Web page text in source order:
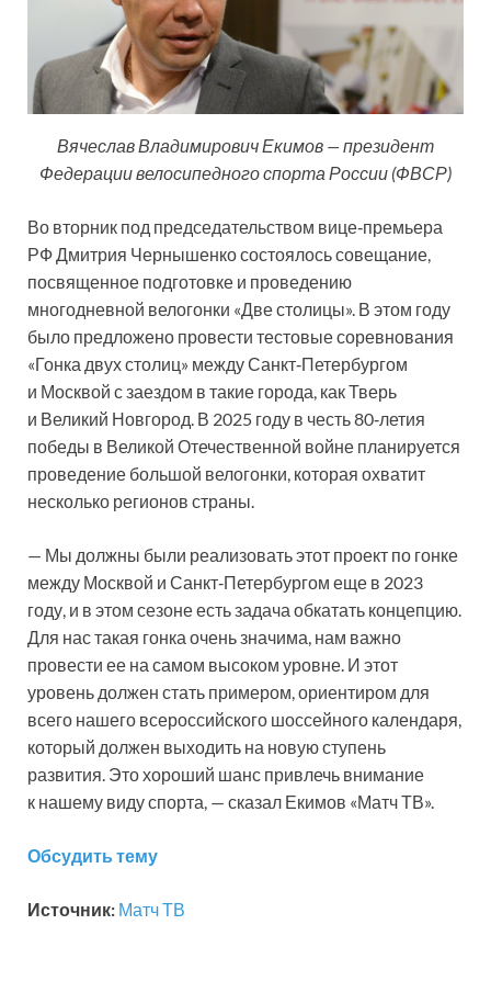
Вячеслав Владимирович Екимов — президент
Федерации велосипедного спорта России (ФВСР)
Во вторник под председательством вице‑премьера
РФ Дмитрия Чернышенко состоялось совещание,
посвященное подготовке и проведению
многодневной велогонки «Две столицы». В этом году
было предложено провести тестовые соревнования
«Гонка двух столиц» между Санкт‑Петербургом
и Москвой с заездом в такие города, как Тверь
и Великий Новгород. В 2025 году в честь 80‑летия
победы в Великой Отечественной войне планируется
проведение большой велогонки, которая охватит
несколько регионов страны.
— Мы должны были реализовать этот проект по гонке
между Москвой и Санкт‑Петербургом еще в 2023
году, и в этом сезоне есть задача обкатать концепцию.
Для нас такая гонка очень значима, нам важно
провести ее на самом высоком уровне. И этот
уровень должен стать примером, ориентиром для
всего нашего всероссийского шоссейного календаря,
который должен выходить на новую ступень
развития. Это хороший шанс привлечь внимание
к нашему виду спорта, — сказал Екимов «Матч ТВ».
Обсудить тему
Источник: Матч ТВ